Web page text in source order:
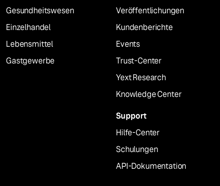
Gesundheitswesen
Einzelhandel
Lebensmittel
Gastgewerbe
Veröffentlichungen
Kundenberichte
Events
Trust-Center
Yext Research
Knowledge Center
Support
Hilfe-Center
Schulungen
API-Dokumentation